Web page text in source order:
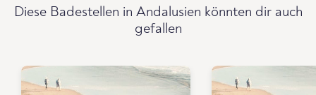
Diese Badestellen in Andalusien könnten dir auch
gefallen